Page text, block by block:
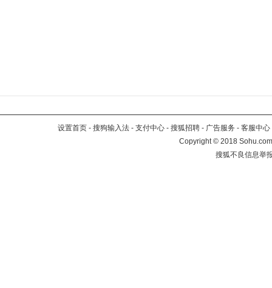
设置首页 - 搜狗输入法 - 支付中心 - 搜狐招聘 - 广告服务 - 客服中心
Copyright©2018
搜狐不良信息举